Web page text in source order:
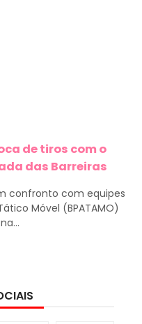
de tiros com o
das Barreiras
confronto com equipes
Móvel (BPATAMO)